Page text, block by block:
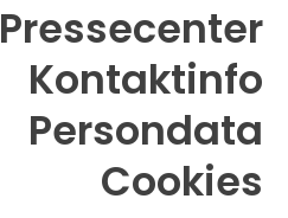
Pressecenter
Kontaktinfo
Persondata
Cookies